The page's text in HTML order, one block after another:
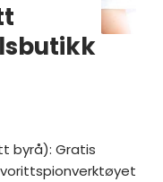
byrå): Gratis